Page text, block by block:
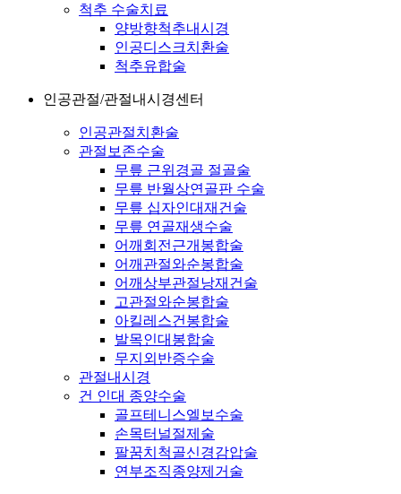
척추 수술치료
양방향척추내시경
인공디스크치환술
척추유합술
인공관절/관절내시경센터
인공관절치환술
관절보존수술
무릎 근위경골 절골술
무릎 반월상연골판 수술
무릎 십자인대재건술
무릎 연골재생수술
어깨회전근개봉합술
어깨관절와순봉합술
어깨상부관절낭재건술
고관절와순봉합술
아킬레스건봉합술
발목인대봉합술
무지외반증수술
관절내시경
건 인대 종양수술
골프테니스엘보수술
손목터널절제술
팔꿈치척골신경감압술
연부조직종양제거술